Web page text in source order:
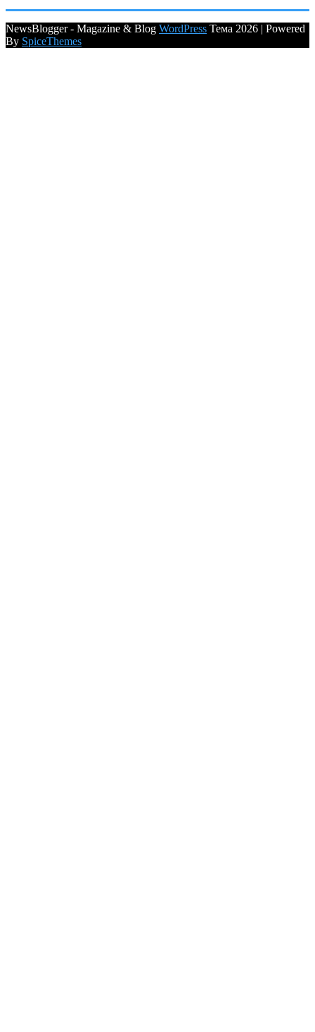
NewsBlogger - Magazine & Blog WordPress Тема 2026 | Powered
By SpiceThemes